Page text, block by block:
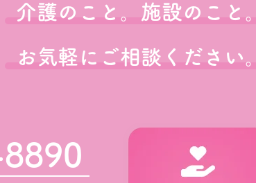
介護のこと。施設のこと。
お気軽にご相談ください。